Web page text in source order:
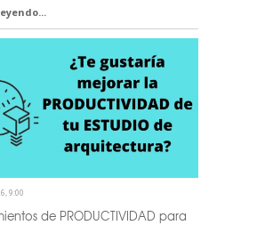
9:00
de PRODUCTIVIDAD para